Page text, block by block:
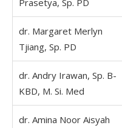
Prasetya, Sp. PD
dr. Margaret Merlyn
Tjiang, Sp. PD
dr. Andry Irawan, Sp. B-
KBD, M. Si. Med
dr. Amina Noor Aisyah